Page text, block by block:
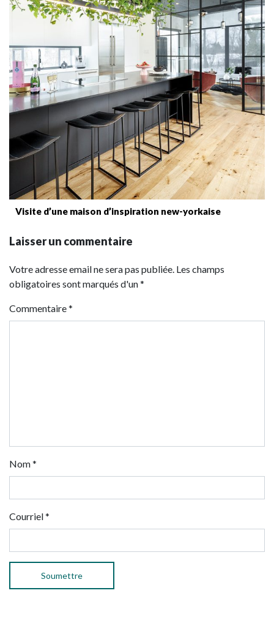
Visite d’une maison d’inspiration new-yorkaise
Laisser un commentaire
Votre adresse email ne sera pas publiée. Les champs
obligatoires sont marqués d'un *
Commentaire*
Nom*
Courriel*